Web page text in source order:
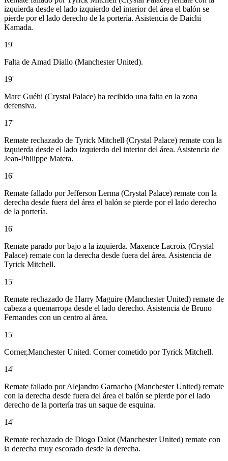
izquierda desde el lado izquierdo del interior del área el balón se
pierde por el lado derecho de la portería. Asistencia de Daichi
Kamada.
19'
Falta de Amad Diallo (Manchester United).
19'
Marc Guéhi (Crystal Palace) ha recibido una falta en la zona
defensiva.
17'
Remate rechazado de Tyrick Mitchell (Crystal Palace) remate con la
izquierda desde el lado izquierdo del interior del área. Asistencia de
Jean-Philippe Mateta.
16'
Remate fallado por Jefferson Lerma (Crystal Palace) remate con la
derecha desde fuera del área el balón se pierde por el lado derecho
de la portería.
16'
Remate parado por bajo a la izquierda. Maxence Lacroix (Crystal
Palace) remate con la derecha desde fuera del área. Asistencia de
Tyrick Mitchell.
15'
Remate rechazado de Harry Maguire (Manchester United) remate de
cabeza a quemarropa desde el lado derecho. Asistencia de Bruno
Fernandes con un centro al área.
15'
Corner,Manchester United. Corner cometido por Tyrick Mitchell.
14'
Remate fallado por Alejandro Garnacho (Manchester United) remate
con la derecha desde fuera del área el balón se pierde por el lado
derecho de la portería tras un saque de esquina.
14'
Remate rechazado de Diogo Dalot (Manchester United) remate con
la derecha muy escorado desde la derecha.